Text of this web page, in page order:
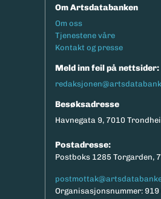
Om Artsdatabanken
Footermeny
Om oss
Tjenestene våre
Kontakt og presse
Meld inn feil på nettsider:
Besøksadresse
Havnegata 9, 7010
Postadresse:
Postboks 1285 Torgarden,
Organisasjonsnummer: 919